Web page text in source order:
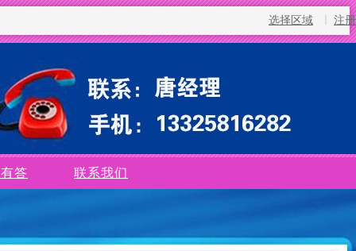
选择区域 注册
答 联系我们